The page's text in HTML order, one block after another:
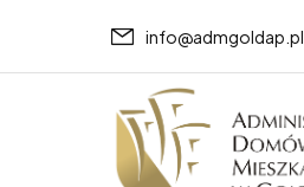
info@admgoldap.pl